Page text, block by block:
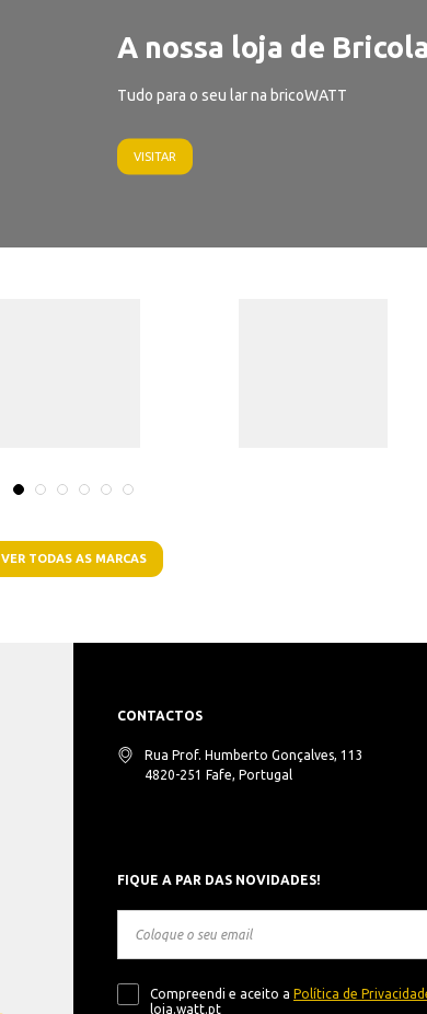
A nossa loja de
Tudo para o seu lar na bricoWATT
VISITAR
VER TODAS AS MARCAS
CONTACTOS
Rua Prof. Humberto Gonçalves, 113
4820-251 Fafe, Portugal
FIQUE A PAR DAS NOVIDADES!
Compreendi e aceito a Política de
loja.watt.pt